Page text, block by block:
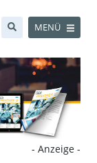
MENÜ
- Anzeige -